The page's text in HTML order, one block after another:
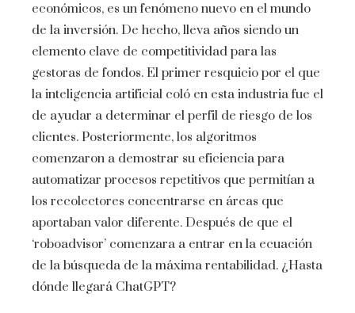
económicos, es un fenómeno nuevo en el mundo
de la inversión. De hecho, lleva años siendo un
elemento clave de competitividad para las
gestoras de fondos. El primer resquicio por el que
la inteligencia artificial coló en esta industria fue el
de ayudar a determinar el perfil de riesgo de los
clientes. Posteriormente, los algoritmos
comenzaron a demostrar su eficiencia para
automatizar procesos repetitivos que permitían a
los recolectores concentrarse en áreas que
aportaban valor diferente. Después de que el
‘roboadvisor’ comenzara a entrar en la ecuación
de la búsqueda de la máxima rentabilidad. ¿Hasta
dónde llegará ChatGPT?